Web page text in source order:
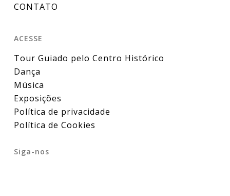
CONTATO
ACESSE
Tour Guiado pelo Centro Histórico
Dança
Música
Exposições
Política de privacidade
Política de Cookies
Siga-nos